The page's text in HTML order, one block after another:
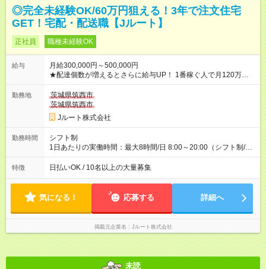
◎完全未経験OK/60万円狙える！3年で注文住宅
GET！宅配・配送職【Jルート】
正社員 職種未経験OK
給与
月給300,000円～500,000円
★配達個数が増えるとさらに給与UP！ 1番稼ぐ人で月120万ほ
ど！ ・主要都市エリア 月収55万円／週5日稼働 月収65万~112
万円／週6日稼働 ・地方郊外エリア 月収40万円／週5日稼働 月
収40万円~50万円／週6日稼働 ＜モデルイメージ＞ ■月収50万
円 (27歳男性/江東区在住)※元建築関係 1日150個配達×25日勤務
(日休み) ■月収80万円(43歳男性/墨田区在住)※元営業 1日200個
勤務地
茨城県筑西市
茨城県筑西市
Jルート株式会社
勤務時間
シフト制
1日あたりの実働時間：最大8時間/日 8:00～20:00（シフト制/実
働8時間） ※週5日勤務（場所次第では週4も有り） ※配達状況に
よって時間外での勤務可能性有り ※案件により多少の前後あり
特徴 日払いOK / 10名以上の大量募集
気になる！ 応募する 詳細へ
掲載元企業名 Jルート株式会社
未読